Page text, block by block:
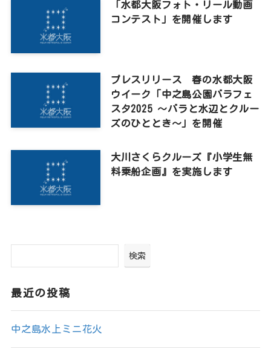
「水都大阪フォト・リール動画
コンテスト」を開催します
プレスリリース 春の水都大阪
ウイーク「中之島公園バラフェ
スタ2025 ～バラと水辺とクルー
ズのひととき～」を開催
大川さくらクルーズ『小学生無
料乗船企画』を実施します
検索
最近の投稿
中之島水上ミニ花火